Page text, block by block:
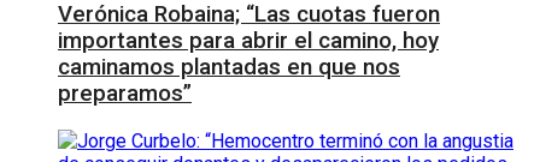
Verónica Robaina; “Las cuotas fueron
importantes para abrir el camino, hoy
caminamos plantadas en que nos
preparamos”